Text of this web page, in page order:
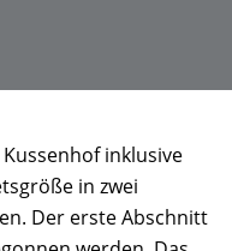
inklusive
in zwei
Der erste Abschnitt